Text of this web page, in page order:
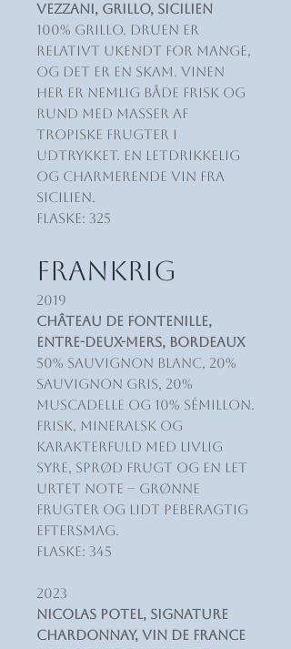
Vezzani, Grillo, Sicilien
100% Grillo. Druen er
relativt ukendt for mange,
og det er en skam. Vinen
her er nemlig både frisk og
rund med masser af
tropiske frugter i
udtrykket. En letdrikkelig
og charmerende vin fra
Sicilien.
Flaske: 325
FRANKRIG
2019
Château de Fontenille,
Entre-deux-Mers, Bordeaux
50% Sauvignon Blanc, 20%
Sauvignon Gris, 20%
Muscadelle og 10% Sémillon.
Frisk, mineralsk og
karakterfuld med livlig
syre, sprød frugt og en let
urtet note – grønne
frugter og lidt peberagtig
eftersmag.
Flaske: 345
2023
Nicolas Potel, Signature
Chardonnay, Vin de France